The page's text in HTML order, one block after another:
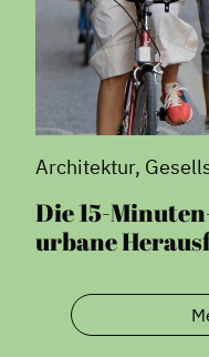
Architektur,
Die 15-
urbane